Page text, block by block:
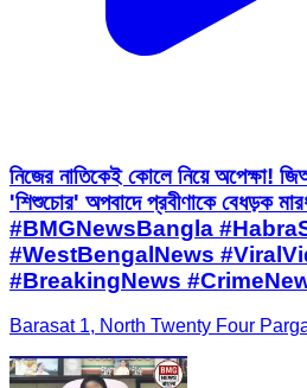
নিজের নাতিকেই কোলে নিয়ে অপেক্ষা!
'শিশুচোর' অপবাদে প্রবীণাকে বেধড়ক
#BMGNewsBangla
#WestBengalNews
#BreakingNews
Barasat 1, North Twenty Four